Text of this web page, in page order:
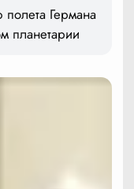
полета Германа
планетарии